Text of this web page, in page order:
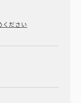
ください